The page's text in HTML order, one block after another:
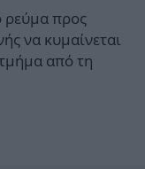
ρεύμα προς
να κυμαίνεται
από τη